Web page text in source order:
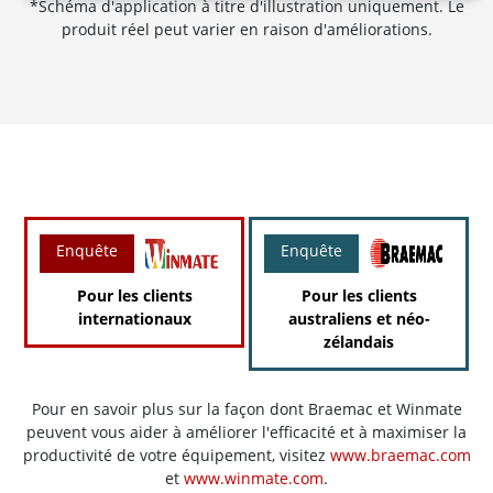
*Schéma d'application à titre d'illustration uniquement. Le
produit réel peut varier en raison d'améliorations.
Enquête
Pour les clients
internationaux
Enquête
Pour les clients
australiens et néo-
zélandais
Pour en savoir plus sur la façon dont Braemac et Winmate
peuvent vous aider à améliorer l'efficacité et à maximiser la
productivité de votre équipement, visitez www.braemac.com
et www.winmate.com.